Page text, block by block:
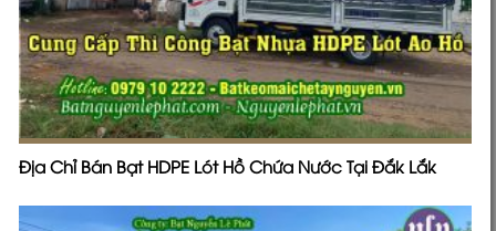
Địa Chỉ Bán Bạt HDPE Lót Hồ Chứa Nước Tại Đắk Lắk